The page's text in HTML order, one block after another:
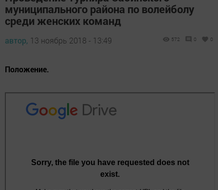
муниципального района по волейболу
среди женских команд
автор, 13 ноябрь 2018 - 13:49 572 0 0
Положение.